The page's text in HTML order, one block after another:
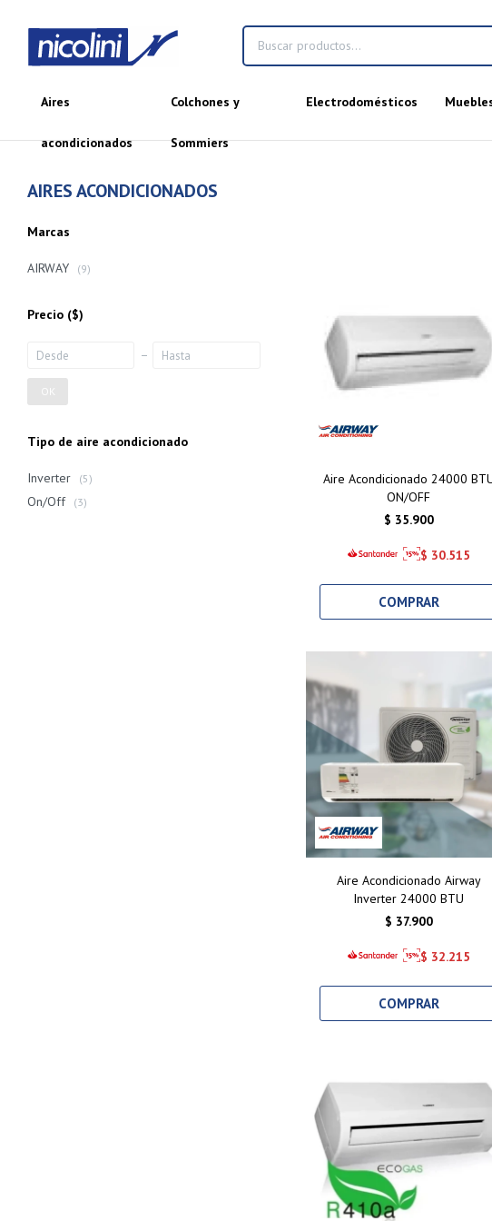
Aires
acondicionados
Colchones y
Sommiers
Electrodomésticos
AIRES ACONDICIONADOS
Aire Acondicionado 24000
ON/OFF
$ 35.900
$ 30.515
Aire Acondicionado Airway
Inverter 24000 BTU
$ 37.900
$ 32.215
Marcas
AIRWAY (9)
Precio ($)
OK
Tipo de aire acondicionado
Inverter (5)
On/Off (3)